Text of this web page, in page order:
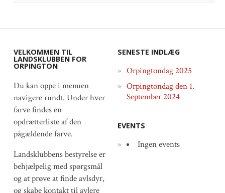
VELKOMMEN TIL
LANDSKLUBBEN FOR
ORPINGTON
Du kan oppe i menuen
navigere rundt. Under hver
farve findes en
opdrætterliste af den
pågældende farve.
Landsklubbens bestyrelse er
behjælpelig med spørgsmål
og at prøve at finde avlsdyr,
og skabe kontakt til avlere
SENESTE INDLÆG
Orpingtondag 2025
Orpingtondag den 1.
September 2024
EVENTS
Ingen events